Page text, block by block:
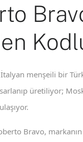
menşeili bir
üretiliyor;
Bravo,